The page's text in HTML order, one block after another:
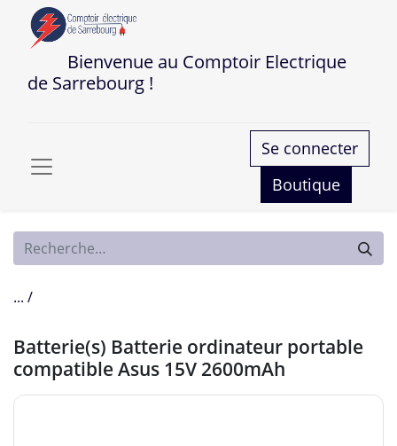
Bienvenue au Comptoir Electrique
de Sarrebourg !
Se connecter
Boutique
... /
Batterie(s) Batterie ordinateur portable
compatible Asus 15V 2600mAh